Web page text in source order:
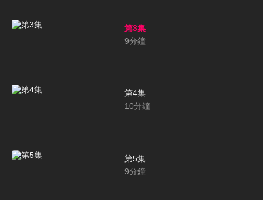
第3集
9分鐘
第4集
10分鐘
第5集
9分鐘